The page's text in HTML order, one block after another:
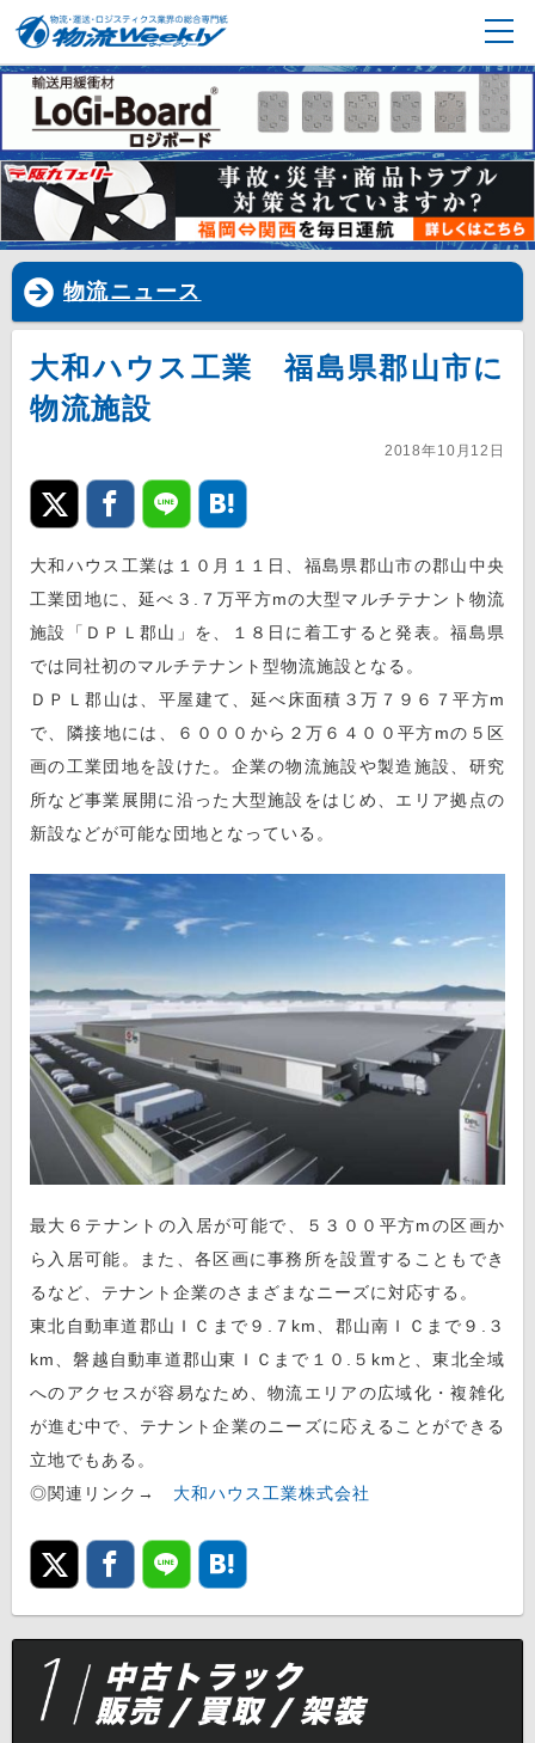
物流ニュース
大和ハウス工業 福島県郡山市に
物流施設
2018年10月12日
大和ハウス工業は１０月１１日、福島県郡山市の郡山中央
工業団地に、延べ３.７万平方mの大型マルチテナント物流
施設「ＤＰＬ郡山」を、１８日に着工すると発表。福島県
では同社初のマルチテナント型物流施設となる。
ＤＰＬ郡山は、平屋建て、延べ床面積３万７９６７平方m
で、隣接地には、６０００から２万６４００平方mの５区
画の工業団地を設けた。企業の物流施設や製造施設、研究
所など事業展開に沿った大型施設をはじめ、エリア拠点の
新設などが可能な団地となっている。
最大６テナントの入居が可能で、５３００平方mの区画か
ら入居可能。また、各区画に事務所を設置することもでき
るなど、テナント企業のさまざまなニーズに対応する。
東北自動車道郡山ＩＣまで９.７km、郡山南ＩＣまで９.３
km、磐越自動車道郡山東ＩＣまで１０.５kmと、東北全域
へのアクセスが容易なため、物流エリアの広域化・複雑化
が進む中で、テナント企業のニーズに応えることができる
立地でもある。
◎関連リンク→ 大和ハウス工業株式会社